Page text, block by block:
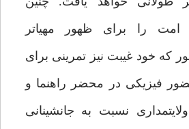
امت را برای ظهور مهیاتر
که خود غیبت نیز تمرینی برای
فیزیکی در محضر راهنما و
نسبت به جانشینانی